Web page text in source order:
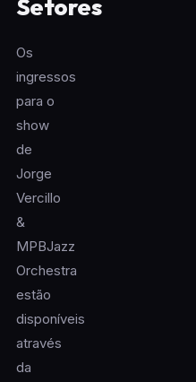
Setores
Os
ingressos
para o
show
de
Jorge
Vercillo
&
MPBJazz
Orchestra
estão
disponíveis
através
da